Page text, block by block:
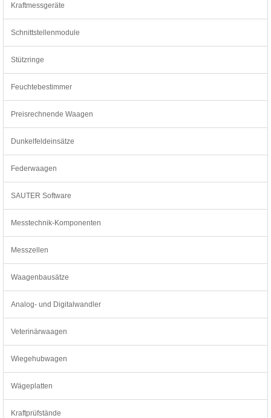
Kraftmessgeräte
Schnittstellenmodule
Stützringe
Feuchtebestimmer
Preisrechnende Waagen
Dunkelfeldeinsätze
Federwaagen
SAUTER Software
Messtechnik-Komponenten
Messzellen
Waagenbausätze
Analog- und Digitalwandler
Veterinärwaagen
Wiegehubwagen
Wägeplatten
Kraftprüfstände